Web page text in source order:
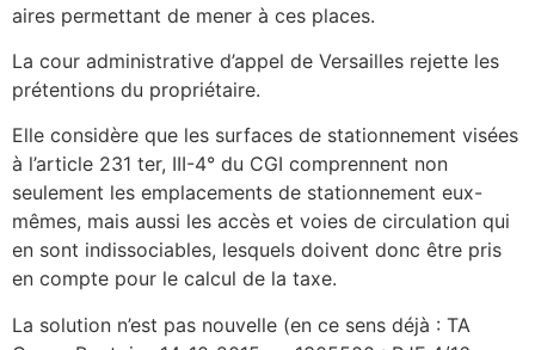
aires permettant de mener à ces places.
La cour administrative d’appel de Versailles rejette les
prétentions du propriétaire.
Elle considère que les surfaces de stationnement visées
à l’article 231 ter, III-4° du CGI comprennent non
seulement les emplacements de stationnement eux-
mêmes, mais aussi les accès et voies de circulation qui
en sont indissociables, lesquels doivent donc être pris
en compte pour le calcul de la taxe.
La solution n’est pas nouvelle (en ce sens déjà : TA